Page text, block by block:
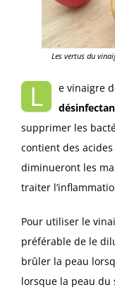
Les vertus du
L
e vinaigre
supprimer les
contient des
diminueront les
traiter
Pour utiliser le
préférable de le
brûler la peau
lorsque la peau du